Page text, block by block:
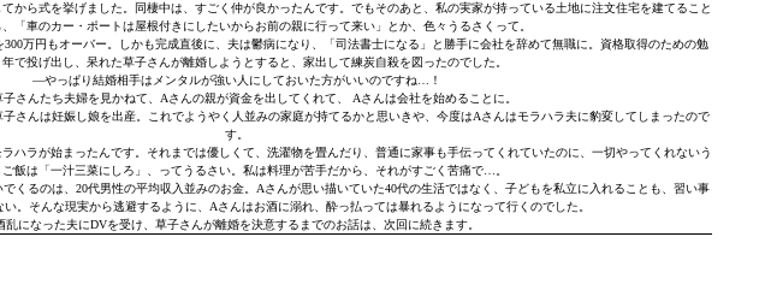
から式を挙げました。同棲中は、すごく仲が良かったんです。でもそのあと、私の実家が持っている土地に注文住宅を建てること
「車のカー・ポートは屋根付きにしたいからお前の親に行って来い」とか、色々うるさくって。
万円もオーバー。しかも完成直後に、夫は鬱病になり、「司法書士になる」と勝手に会社を辞めて無職に。資格取得のための勉
で投げ出し、呆れた草子さんが離婚しようとすると、家出して練炭自殺を図ったのでした。
―やっぱり結婚相手はメンタルが強い人にしておいた方がいいのですね…！
子さんたち夫婦を見かねて、Aさんの親が資金を出してくれて、 Aさんは会社を始めることに。
さんは妊娠し娘を出産。これでようやく人並みの家庭が持てるかと思いきや、今度はAさんはモラハラ夫に豹変してしまったので
す。
ハラが始まったんです。それまでは優しくて、洗濯物を畳んだり、普通に家事も手伝ってくれていたのに、一切やってくれないう
ご飯は「一汁三菜にしろ」、ってうるさい。私は料理が苦手だから、それがすごく苦痛で…。
くるのは、20代男性の平均収入並みのお金。Aさんが思い描いていた40代の生活ではなく、子どもを私立に入れることも、習い事
い。そんな現実から逃避するように、Aさんはお酒に溺れ、酔っ払っては暴れるようになって行くのでした。
乱になった夫にDVを受け、草子さんが離婚を決意するまでのお話は、次回に続きます。